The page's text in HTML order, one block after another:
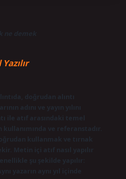
ne demek
doğrudan alıntı
adını ve yayın yılını
ile atıf arasındaki temel
ve referanstadır.
kullanmak ve tırnak
Metin içi atıf nasıl yapılır
şu şekilde yapılır:
yazarın aynı yıl içinde